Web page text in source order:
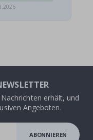
erhält, und
Angeboten.
ABONNIEREN